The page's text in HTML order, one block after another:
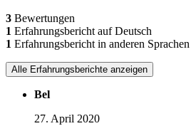
3 Bewertungen
1 Erfahrungsbericht auf Deutsch
1 Erfahrungsbericht in anderen Sprachen
Alle Erfahrungsberichte anzeigen
Bel
27. April 2020